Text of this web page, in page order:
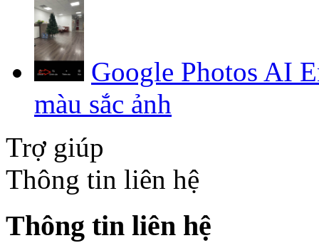
Google Photos AI
màu sắc ảnh
Trợ giúp
Thông tin liên hệ
Thông tin liên hệ